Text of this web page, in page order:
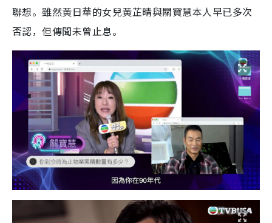
聯想。雖然黃日華的女兒黃芷晴與關寶慧本人早已多次
否認，但傳聞未曾止息。